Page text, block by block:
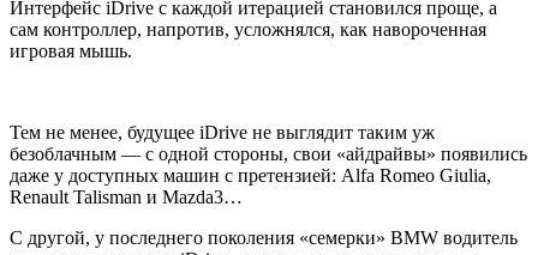
Интерфейс iDrive с каждой итерацией становился проще, а
сам контроллер, напротив, усложнялся, как навороченная
игровая мышь.
Тем не менее, будущее iDrive не выглядит таким уж
безоблачным — с одной стороны, свои «айдрайвы» появились
даже у доступных машин с претензией: Alfa Romeo Giulia,
Renault Talisman и Mazda3…
С другой, у последнего поколения «семерки» BMW водитель